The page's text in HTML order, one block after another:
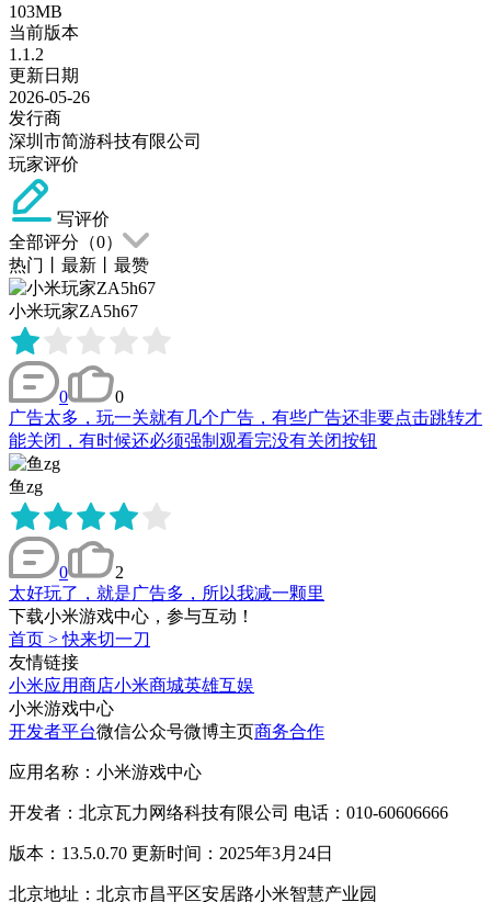
103MB
当前版本
1.1.2
更新日期
2026-05-26
发行商
深圳市简游科技有限公司
玩家评价
写评价
全部评分（0）
热门
最新 最赞
小米玩家ZA5h67
0
0
广告太多，玩一关就有几个广告，有些广告还非要点击跳转才
能关闭，有时候还必须强制观看完没有关闭按钮
鱼zg
0
2
太好玩了，就是广告多，所以我减一颗里
下载小米游戏中心，参与互动！
首页 >快来切一刀
友情链接
小米应用商店小米商城英雄互娱
小米游戏中心
开发者平台微信公众号微博主页商务合作
应用名称：小米游戏中心
开发者：北京瓦力网络科技有限公司 电话：010-60606666
版本：13.5.0.70 更新时间：2025年3月24日
北京地址：北京市昌平区安居路小米智慧产业园